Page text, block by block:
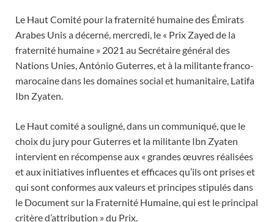
Le Haut Comité pour la fraternité humaine des Émirats
Arabes Unis a décerné, mercredi, le « Prix Zayed de la
fraternité humaine » 2021 au Secrétaire général des
Nations Unies, António Guterres, et à la militante franco-
marocaine dans les domaines social et humanitaire, Latifa
Ibn Zyaten.
Le Haut comité a souligné, dans un communiqué, que le
choix du jury pour Guterres et la militante Ibn Zyaten
intervient en récompense aux « grandes œuvres réalisées
et aux initiatives influentes et efficaces qu’ils ont prises et
qui sont conformes aux valeurs et principes stipulés dans
le Document sur la Fraternité Humaine, qui est le principal
critère d’attribution » du Prix.